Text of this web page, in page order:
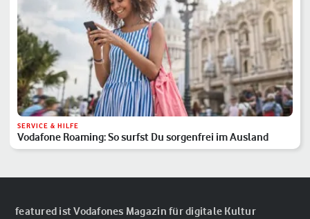
SERVICE & HILFE
Vodafone Roaming: So surfst Du sorgenfrei im Ausland
featured ist Vodafones Magazin für digitale Kultur